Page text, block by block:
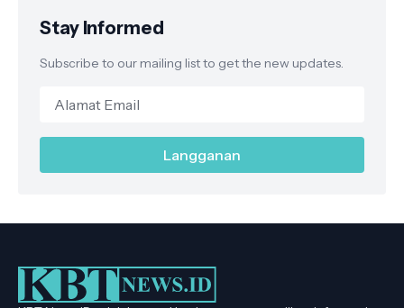
Stay Informed
Subscribe to our mailing list to get the new updates.